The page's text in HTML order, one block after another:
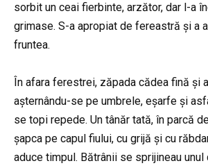
sorbit un ceai fierbinte, arzător, dar l-a
grimase. S-a apropiat de fereastră și a
fruntea.
În afara ferestrei, zăpada cădea fină și
așternându-se pe umbrele, eșarfe și
se topi repede. Un tânăr tată, în parcă
șapca pe capul fiului, cu grijă și cu
aduce timpul. Bătrânii se sprijineau unul